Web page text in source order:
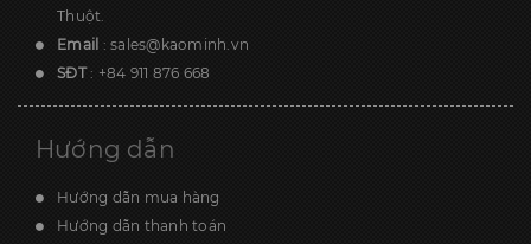
Thuột.
Email : sales@kaominh.vn
SĐT: +84 911 876 668
Hướng dẫn
Hướng dẫn mua hàng
Hướng dẫn thanh toán